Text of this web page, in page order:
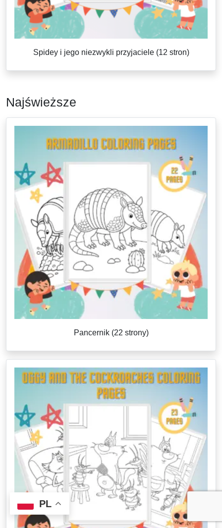
Spidey i jego niezwykli przyjaciele (12 stron)
Najświeższe
Pancernik (22 strony)
PL